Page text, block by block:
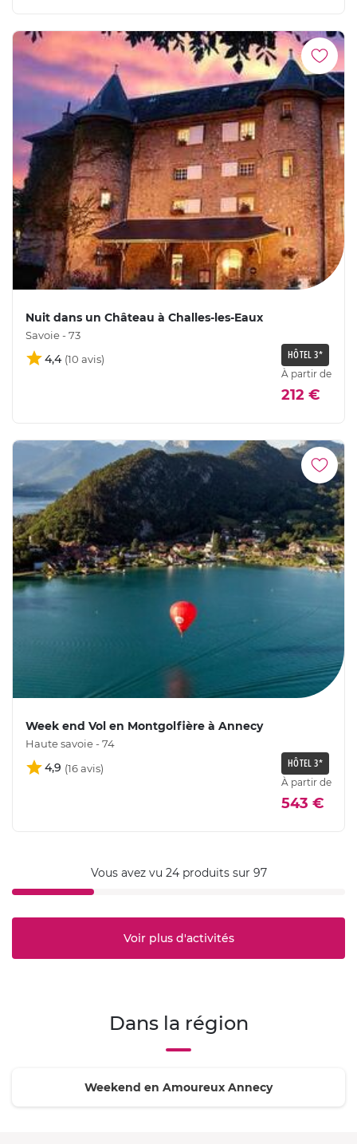
Nuit dans un Château à Challes-les-Eaux
Savoie - 73
4,4 HÔTEL 3*
À partir de
212 €
Week end Vol en Montgolfière à Annecy
Haute savoie - 74
4,9 HÔTEL 3*
À partir de
543 €
Vous avez vu 24 produits sur 97
Voir plus d'activités
Dans la région
Weekend en Amoureux Annecy